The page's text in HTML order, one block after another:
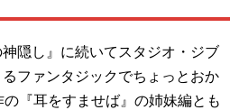
隠し』に続いてスタジオ・ジブ
ファンタジックでちょっとおか
『耳をすませば』の姉妹編とも